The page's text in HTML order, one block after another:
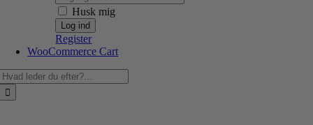
Husk mig
Register
WooCommerce Cart